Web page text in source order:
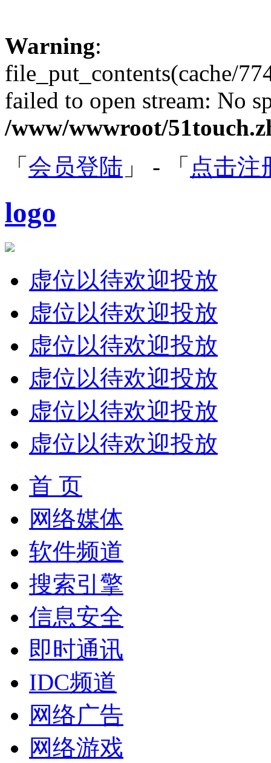
Warning:
file_put_contents(cache/
failed to open stream: No
/www/wwwroot/
「 会员登陆 」 - 「 点击注
logo
虚位以待欢迎投放
虚位以待欢迎投放
虚位以待欢迎投放
虚位以待欢迎投放
虚位以待欢迎投放
虚位以待欢迎投放
首 页
网络媒体
软件频道
搜索引擎
信息安全
即时通讯
IDC频道
网络广告
网络游戏